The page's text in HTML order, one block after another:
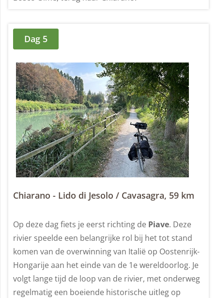
Dag 5
Chiarano - Lido di Jesolo / Cavasagra, 59 km
Op deze dag fiets je eerst richting de Piave. Deze
rivier speelde een belangrijke rol bij het tot stand
komen van de overwinning van Italië op Oostenrijk-
Hongarije aan het einde van de 1e wereldoorlog. Je
volgt lange tijd de loop van de rivier, met onderweg
regelmatig een boeiende historische uitleg op